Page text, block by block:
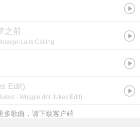
之前
La Is Calling
Edit)
- Wriggle (Mr Jukes Edit)
多歌曲，请下载客户端